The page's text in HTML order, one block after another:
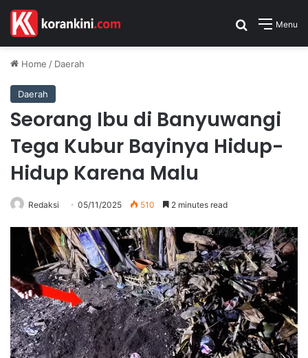
Menu
Search for
Home / Daerah
Daerah
Seorang Ibu di Banyuwangi
Tega Kubur Bayinya Hidup-
Hidup Karena Malu
Redaksi 05/11/2025 510 2 minutes read